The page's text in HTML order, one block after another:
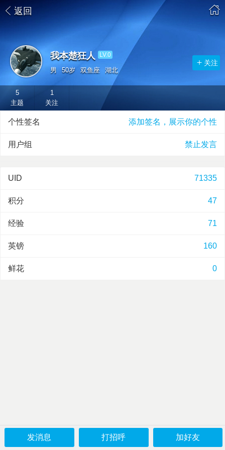
发消息 打招呼 加好友
返回
男 50岁 双鱼座 湖北
关注
我本楚狂人 LV.0
5
主题
1
关注
个性签名 添加签名，展示你的个性
用户组 禁止发言
UID 71335
积分 47
经验 71
英镑 160
鲜花 0